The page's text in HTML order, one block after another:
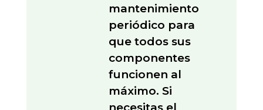
mantenimiento
periódico para
que todos sus
componentes
funcionen al
máximo. Si